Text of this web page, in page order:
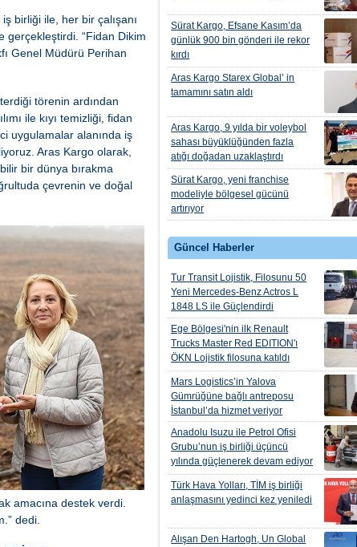
Sürat Kargo, Efsane Kasım’da
günlük 900 bin gönderi ile rekor
kırdı
Aras Kargo Starex Global’ in
tamamını satın aldı
Aras Kargo, 9 yılda bir voleybol
sahası büyüklüğünden fazla
atığı doğadan uzaklaştırdı
Sürat Kargo, yeni franchise
modeliyle bölgesel gücünü
artırıyor
Güncel Haberler
Tur Transit Lojistik, Filosunu 50
Yeni Mercedes-Benz Actros L
1848 LS ile Güçlendirdi
Ege Bölgesi'nin ilk Renault
Trucks Master Red EDITION'ı
ÖKN Lojistik filosuna katıldı
Mars Logistics’in Yalova
Gümrüğüne bağlı antreposu
İstanbul’da hizmet veriyor
Anadolu Isuzu ile Petrol Ofisi
Grubu’nun iş birliği üçüncü
yılında güçlenerek devam ediyor
Türk Hava Yolları, TİM iş birliği
anlaşmasını yedinci kez yeniledi
Alışan Den Hartogh, Un Global
birliği ile, her bir çalışanı
gerçekleştirdi. “Fidan Dikim
Genel Müdürü Perihan
törenin ardından
ile kıyı temizliği, fidan
uygulamalar alanında iş
Aras Kargo olarak,
bir dünya bırakma
çevrenin ve doğal
amacına destek verdi.
dedi.